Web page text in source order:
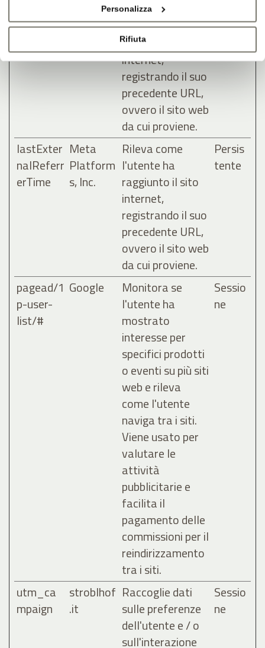
Personalizza
Rifiuta
nalReferr Platform
Rileva come
l'utente ha
raggiunto il sito
internet,
registrando il suo
precedente URL,
ovvero il sito web
da cui proviene.
tente
lastExter
nalReferr
erTime
Meta
Platform
s, Inc.
Rileva come
l'utente ha
raggiunto il sito
internet,
registrando il suo
precedente URL,
ovvero il sito web
da cui proviene.
Persis
tente
pagead/1
p-user-
list/#
Google
Monitora se
l'utente ha
mostrato
interesse per
specifici prodotti
o eventi su più siti
web e rileva
come l'utente
naviga tra i siti.
Viene usato per
valutare le
attività
pubblicitarie e
facilita il
pagamento delle
commissioni per il
reindirizzamento
tra i siti.
Sessio
ne
utm_ca
mpaign
stroblhof
.it
Raccoglie dati
sulle preferenze
dell'utente e / o
sull'interazione
Sessio
ne